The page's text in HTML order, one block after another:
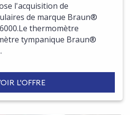
l'acquisition de
de marque Braun®
thermomètre
tympanique Braun®
L'OFFRE